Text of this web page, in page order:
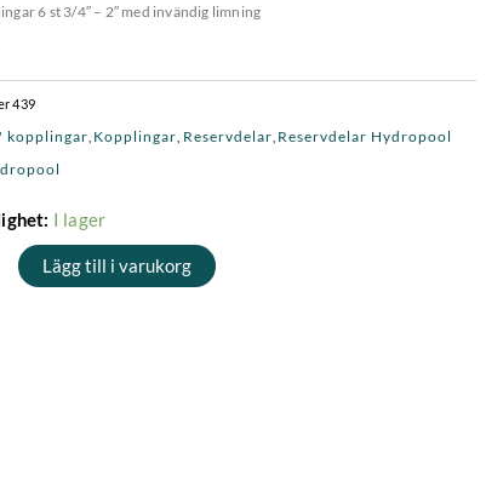
6 st 3/4″ – 2″ med invändig limning
439
kopplingar Kopplingar Reservdelar Reservdelar Hydropool
I lager
Lägg till i varukorg